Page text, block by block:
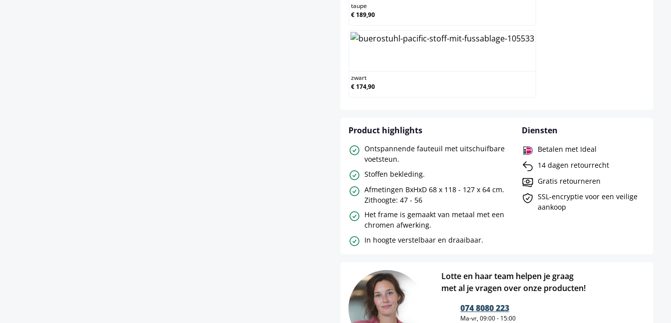
taupe
€ 189,90
zwart
€ 174,90
Product highlights
Ontspannende fauteuil met uitschuifbare
voetsteun.
Stoffen bekleding.
Afmetingen BxHxD 68 x 118 - 127 x 64 cm.
Zithoogte: 47 - 56
Het frame is gemaakt van metaal met een
chromen afwerking.
In hoogte verstelbaar en draaibaar.
Diensten
Betalen met Ideal
14 dagen retourrecht
Gratis retourneren
SSL-encryptie voor een veilige
aankoop
Lotte en haar team helpen je graag
met al je vragen over onze producten!
074 8080 223
Ma-vr, 09:00 - 15:00